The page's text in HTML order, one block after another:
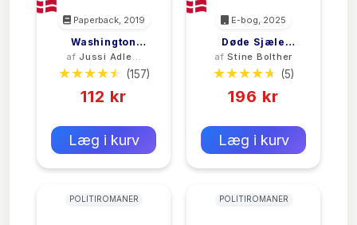
Paperback, 2019
Washington
Dekretet
afJussi Adler-
Olsen
(157)
112 kr
Læg i kurv
E-bog, 2025
Døde Sjæle
Synger Ikke
afStine Bolther
(5)
196 kr
Læg i kurv
POLITIROMANER POLITIROMANER